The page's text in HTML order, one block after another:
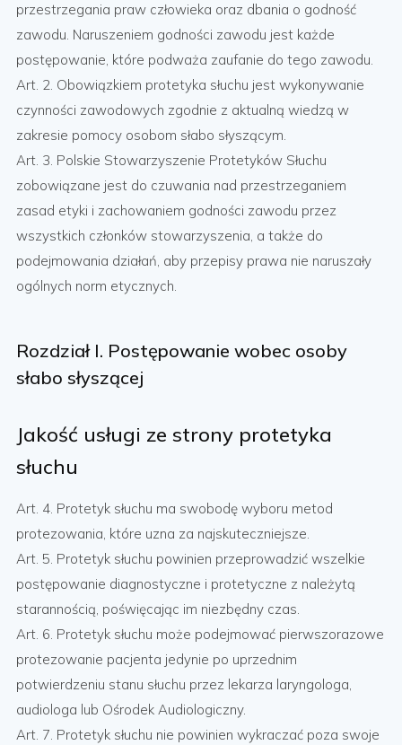
przestrzegania praw człowieka oraz dbania o godność
zawodu. Naruszeniem godności zawodu jest każde
postępowanie, które podważa zaufanie do tego zawodu.
Art. 2. Obowiązkiem protetyka słuchu jest wykonywanie
czynności zawodowych zgodnie z aktualną wiedzą w
zakresie pomocy osobom słabo słyszącym.
Art. 3. Polskie Stowarzyszenie Protetyków Słuchu
zobowiązane jest do czuwania nad przestrzeganiem
zasad etyki i zachowaniem godności zawodu przez
wszystkich członków stowarzyszenia, a także do
podejmowania działań, aby przepisy prawa nie naruszały
ogólnych norm etycznych.
Rozdział I. Postępowanie wobec osoby
słabo słyszącej
Jakość usługi ze strony protetyka
słuchu
Art. 4. Protetyk słuchu ma swobodę wyboru metod
protezowania, które uzna za najskuteczniejsze.
Art. 5. Protetyk słuchu powinien przeprowadzić wszelkie
postępowanie diagnostyczne i protetyczne z należytą
starannością, poświęcając im niezbędny czas.
Art. 6. Protetyk słuchu może podejmować pierwszorazowe
protezowanie pacjenta jedynie po uprzednim
potwierdzeniu stanu słuchu przez lekarza laryngologa,
audiologa lub Ośrodek Audiologiczny.
Art. 7. Protetyk słuchu nie powinien wykraczać poza swoje